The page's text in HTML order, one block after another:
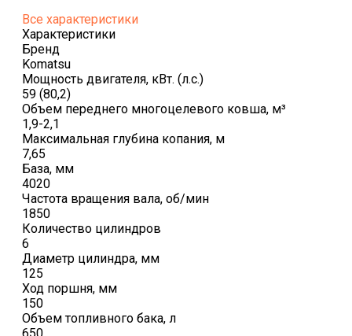
Все характеристики
Характеристики
Бренд
Komatsu
Мощность двигателя, кВт. (л.с.)
59 (80,2)
Объем переднего многоцелевого ковша, м³
1,9-2,1
Максимальная глубина копания, м
7,65
База, мм
4020
Частота вращения вала, об/мин
1850
Количество цилиндров
6
Диаметр цилиндра, мм
125
Ход поршня, мм
150
Объем топливного бака, л